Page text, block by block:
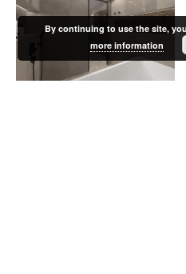
By continuing to use the site,
more information